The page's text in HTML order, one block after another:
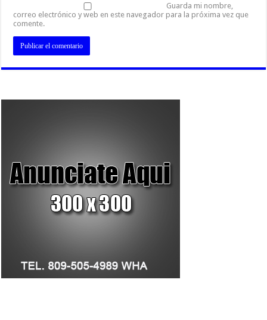
Guarda mi nombre,
correo electrónico y web en este navegador para la próxima vez que
comente.